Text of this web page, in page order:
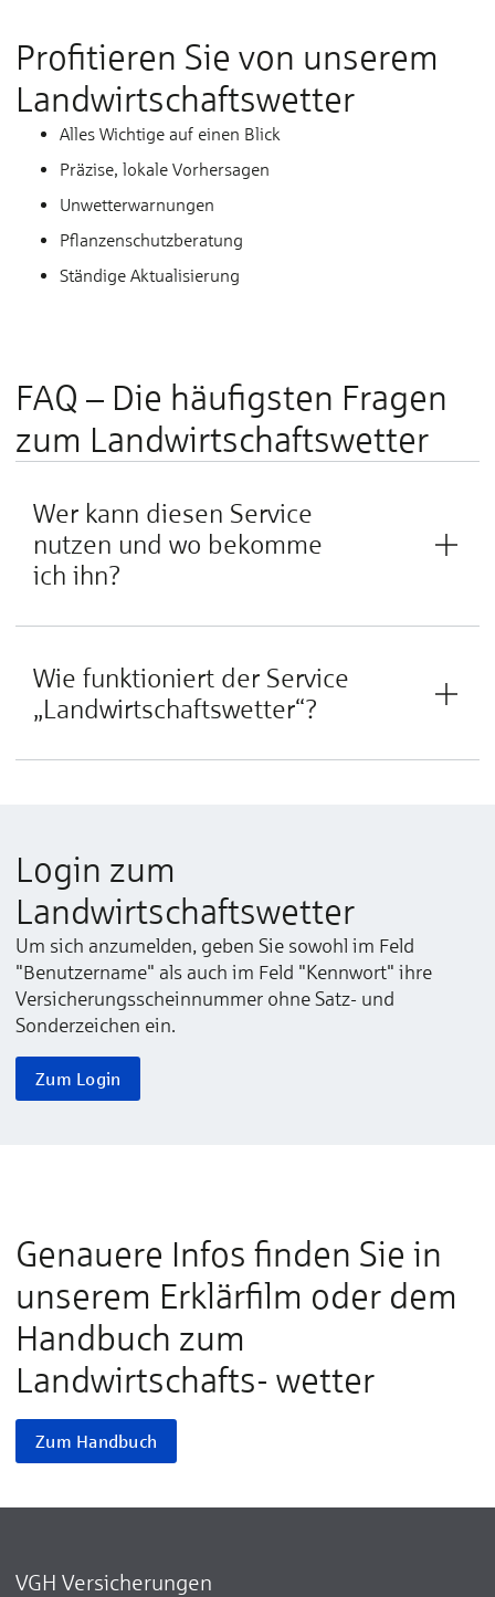
Profitieren Sie von un­se­rem
Land­wirt­schafts­wet­ter
Alles Wichtige auf einen Blick
Präzise, lokale Vorhersagen
Unwetterwarnungen
Pflanzenschutzberatung
Ständige Aktualisierung
FAQ – Die häufigsten Fragen
zum Land­wirt­schafts­wetter
Wer kann diesen Service
nutzen und wo bekomme
ich ihn?
Wie funktioniert der Service
„Landwirtschaftswetter“?
Login zum
Landwirtschaftswetter
Um sich anzumelden, geben Sie sowohl im Feld
"Benutzername" als auch im Feld "Kennwort" ihre
Versicherungsscheinnummer ohne Satz- und
Sonderzeichen ein.
Zum Login
Genauere Infos finden Sie in
unserem Erklärfilm oder dem
Handbuch zum
Landwirtschafts- wetter
Zum Handbuch
VGH Versicherungen